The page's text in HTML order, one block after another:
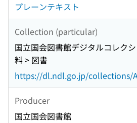
プレーンテキスト
Collection (particular)
国立国会図書館デジタルコレク
料 > 図書
https://dl.ndl.go.jp/collections/
Producer
国立国会図書館